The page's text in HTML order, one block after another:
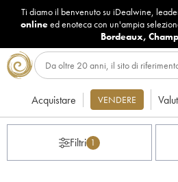
Ti diamo il benvenuto su iDealwine,
onlineed enoteca con un'ampia
Bordeaux,
Acquistare VENDERE
Filtri 1